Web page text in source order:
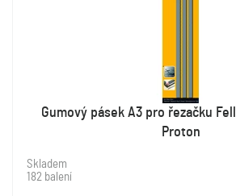
Gumový pásek A3 pro řezačku
Proton
Skladem
182 balení